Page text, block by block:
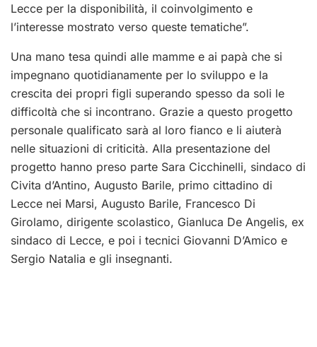
Lecce per la disponibilità, il coinvolgimento e
l’interesse mostrato verso queste tematiche”.
Una mano tesa quindi alle mamme e ai papà che si
impegnano quotidianamente per lo sviluppo e la
crescita dei propri figli superando spesso da soli le
difficoltà che si incontrano. Grazie a questo progetto
personale qualificato sarà al loro fianco e li aiuterà
nelle situazioni di criticità. Alla presentazione del
progetto hanno preso parte Sara Cicchinelli, sindaco di
Civita d’Antino, Augusto Barile, primo cittadino di
Lecce nei Marsi, Augusto Barile, Francesco Di
Girolamo, dirigente scolastico, Gianluca De Angelis, ex
sindaco di Lecce, e poi i tecnici Giovanni D’Amico e
Sergio Natalia e gli insegnanti.